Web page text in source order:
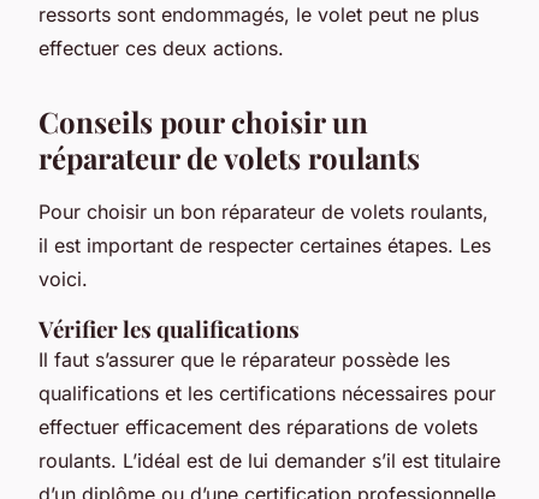
ressorts sont endommagés, le volet peut ne plus
effectuer ces deux actions.
Conseils pour choisir un
réparateur de volets roulants
Pour choisir un bon réparateur de volets roulants,
il est important de respecter certaines étapes. Les
voici.
Vérifier les qualifications
Il faut s’assurer que le réparateur possède les
qualifications et les certifications nécessaires pour
effectuer efficacement des réparations de volets
roulants. L’idéal est de lui demander s’il est titulaire
d’un diplôme ou d’une certification professionnelle